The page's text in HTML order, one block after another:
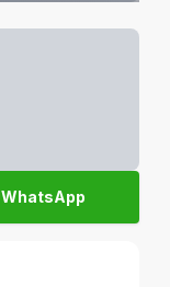
WhatsApp